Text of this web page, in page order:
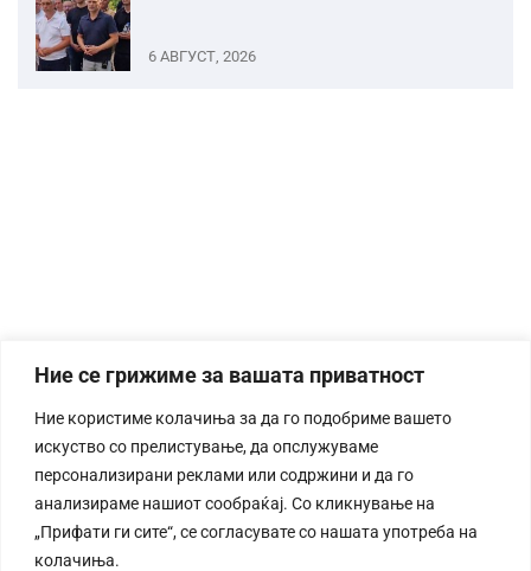
Ние се грижиме за вашата приватност
Ние користиме колачиња за да го подобриме вашето
искуство со прелистување, да опслужуваме
персонализирани реклами или содржини и да го
анализираме нашиот сообраќај. Со кликнување на
„Прифати ги сите“, се согласувате со нашата употреба на
колачиња.
6 АВГУСТ, 2026